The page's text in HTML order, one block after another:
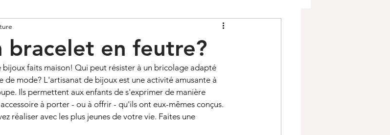
bracelet en feutre?
faits maison! Qui peut résister à un bricolage adapté
de mode? L'artisanat de bijoux est une activité amusante à
Ils permettent aux enfants de s'exprimer de manière
à porter - ou à offrir - qu'ils ont eux-mêmes conçus.
réaliser avec les plus jeunes de votre vie. Faites une